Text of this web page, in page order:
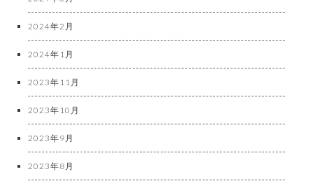
2024年2月
2024年1月
2023年11月
2023年10月
2023年9月
2023年8月